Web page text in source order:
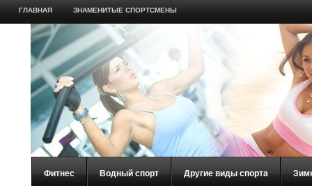
ГЛАВНАЯ ЗНАМЕНИТЫЕ СПОРТСМЕНЫ
Фитнес Водный спорт Другие виды спорта